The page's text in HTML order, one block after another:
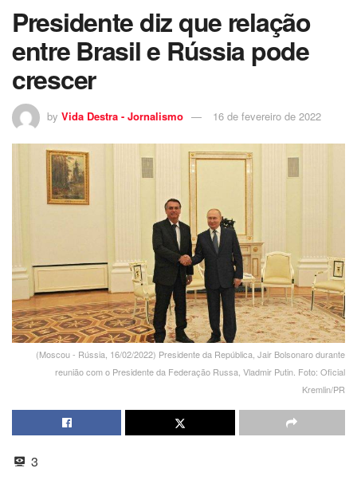
Presidente diz que relação
entre Brasil e Rússia pode
crescer
by Vida Destra - Jornalismo 16 de fevereiro de 2022
(Moscou - Rússia, 16/02/2022) Presidente da República, Jair Bolsonaro durante
reunião com o Presidente da Federação Russa, Vladmir Putin. Foto: Oficial
Kremlin/PR
3